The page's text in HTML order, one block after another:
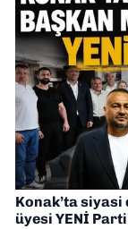
Konak’ta
üyesi YENİ